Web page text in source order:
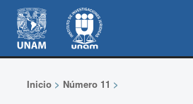
Inicio> Número 11 >